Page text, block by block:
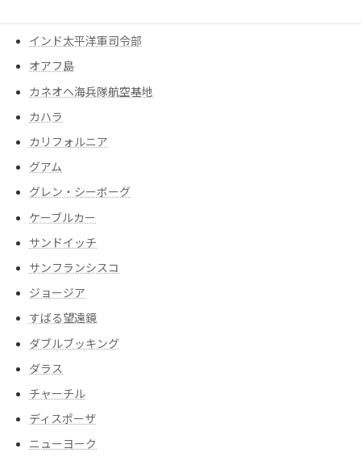
インド太平洋軍司令部
オアフ島
カネオヘ海兵隊航空基地
カハラ
カリフォルニア
グアム
グレン・シーボーグ
ケーブルカー
サンドイッチ
サンフランシスコ
ジョージア
すばる望遠鏡
ダブルブッキング
ダラス
チャーチル
ディスポーザ
ニューヨーク